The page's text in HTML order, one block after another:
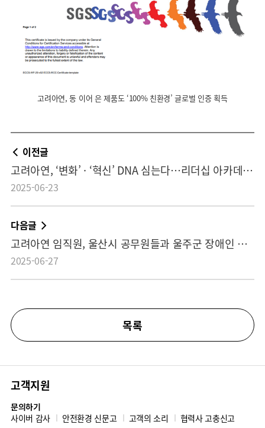
고려아연, 동 이어 은 제품도 ‘100% 친환경’ 글로벌 인증 획득
이전글
고려아연, ‘변화’ · ‘혁신’ DNA 심는다…리더십 아카데미 개최
2025-06-23
다음글
고려아연 임직원, 울산시 공무원들과 울주군 장애인 복지시설서 민관합동 봉사… “1사 1시설 결연 온기나눔 실천”
2025-06-27
목록
고객지원
문의하기
사이버 감사
안전환경 신문고 고객의 소리 협력사 고충신고